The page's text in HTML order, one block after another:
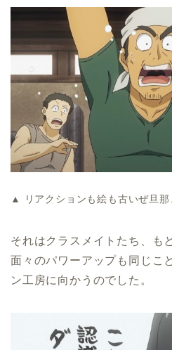
▲ リアクションも絵も古いぜ旦
それはクラスメイトたち、も
面々のパワーアップも同じこ
ン工房に向かうのでした。